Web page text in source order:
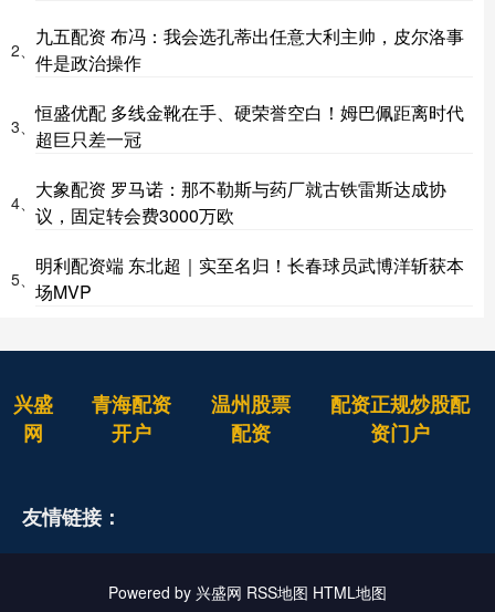
2、
九五配资 布冯：我会选孔蒂出任意大利主帅，皮尔洛事
件是政治操作
3、
恒盛优配 多线金靴在手、硬荣誉空白！姆巴佩距离时代
超巨只差一冠
4、
大象配资 罗马诺：那不勒斯与药厂就古铁雷斯达成协
议，固定转会费3000万欧
5、
明利配资端 东北超｜实至名归！长春球员武博洋斩获本
场MVP
兴盛
网
青海配资
开户
温州股票
配资
配资正规炒股配
资门户
友情链接：
Powered by 兴盛网 RSS地图 HTML地图